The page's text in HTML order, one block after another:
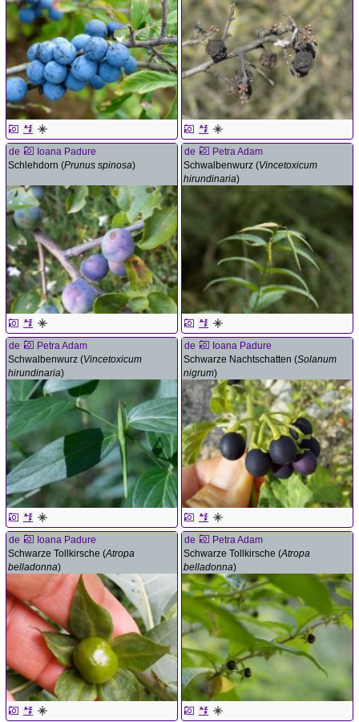
de
Ioana Padure
Schlehdorn (Prunus spinosa)
de
Petra Adam
Schwalbenwurz (Vincetoxicum
hirundinaria)
de
Petra Adam
Schwalbenwurz (Vincetoxicum
hirundinaria)
de
Ioana Padure
Schwarze Nachtschatten (Solanum
nigrum)
de
Ioana Padure
Schwarze Tollkirsche (Atropa
belladonna)
de
Petra Adam
Schwarze Tollkirsche (Atropa
belladonna)